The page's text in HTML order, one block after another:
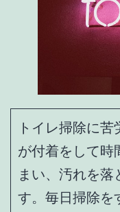
トイレ掃除に
が付着をして時
まい、汚れを落
す。毎日掃除を